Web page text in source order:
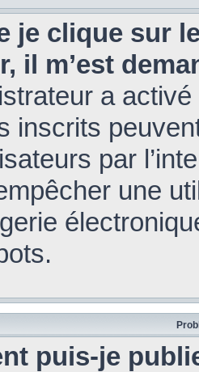
je clique sur
il m’est
a
inscrits
par
une
puis-je